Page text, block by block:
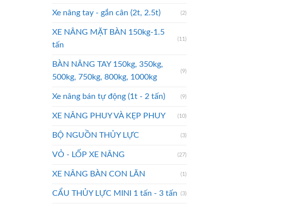
Xe nâng tay - gắn cân (2t, 2.5t) (2)
XE NÂNG MẶT BÀN 150kg-1.5
tấn
(11)
BÀN NÂNG TAY 150kg, 350kg,
500kg, 750kg, 800kg, 1000kg
(9)
Xe nâng bán tự động (1t - 2 tấn) (9)
XE NÂNG PHUY VÀ KẸP PHUY (10)
BỘ NGUỒN THỦY LỰC (3)
VỎ - LỐP XE NÂNG (27)
XE NÂNG BÀN CON LĂN (1)
CẨU THỦY LỰC MINI 1 tấn - 3 tấn (3)